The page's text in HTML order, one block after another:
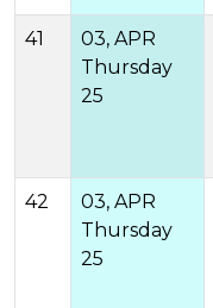
41
03, APR
Thursday
25
42
03, APR
Thursday
25